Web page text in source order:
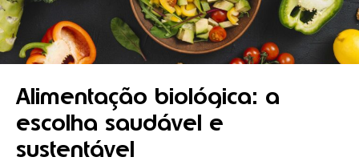
Alimentação biológica: a
escolha saudável e
sustentável